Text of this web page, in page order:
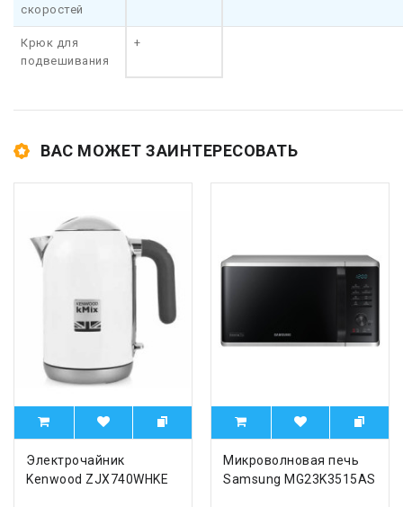
скоростей
Крюк для
подвешивания
+
ВАС МОЖЕТ ЗАИНТЕРЕСОВАТЬ
Электрочайник
Kenwood ZJX740WHKE
Микроволновая печь
Samsung MG23K3515AS